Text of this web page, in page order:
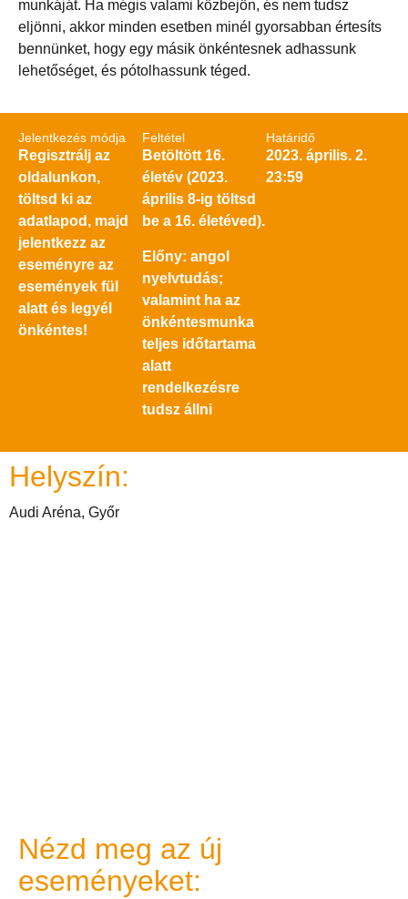
munkáját. Ha mégis valami közbejön, és nem tudsz
eljönni, akkor minden esetben minél gyorsabban értesíts
bennünket, hogy egy másik önkéntesnek adhassunk
lehetőséget, és pótolhassunk téged.
Jelentkezés módja
Regisztrálj az
oldalunkon,
töltsd ki az
adatlapod, majd
jelentkezz az
eseményre az
események fül
alatt és legyél
önkéntes!
Feltétel
Betöltött 16.
életév (2023.
április 8-ig töltsd
be a 16. életéved).
Előny: angol
nyelvtudás;
valamint ha az
önkéntesmunka
teljes időtartama
alatt
rendelkezésre
tudsz állni
Határidő
2023. április. 2.
23:59
Helyszín:
Audi Aréna, Győr
Nézd meg az új
eseményeket: